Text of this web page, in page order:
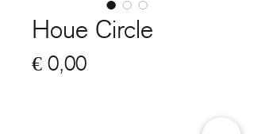
Houe Circle
€ 0,00Prijs